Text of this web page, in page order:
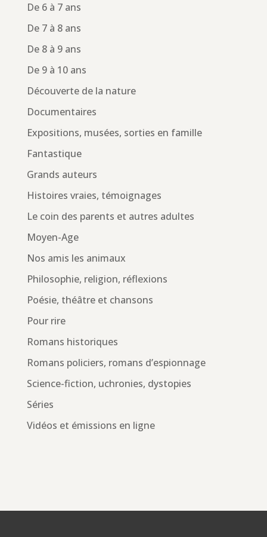
De 6 à 7 ans
De 7 à 8 ans
De 8 à 9 ans
De 9 à 10 ans
Découverte de la nature
Documentaires
Expositions, musées, sorties en famille
Fantastique
Grands auteurs
Histoires vraies, témoignages
Le coin des parents et autres adultes
Moyen-Age
Nos amis les animaux
Philosophie, religion, réflexions
Poésie, théâtre et chansons
Pour rire
Romans historiques
Romans policiers, romans d’espionnage
Science-fiction, uchronies, dystopies
Séries
Vidéos et émissions en ligne